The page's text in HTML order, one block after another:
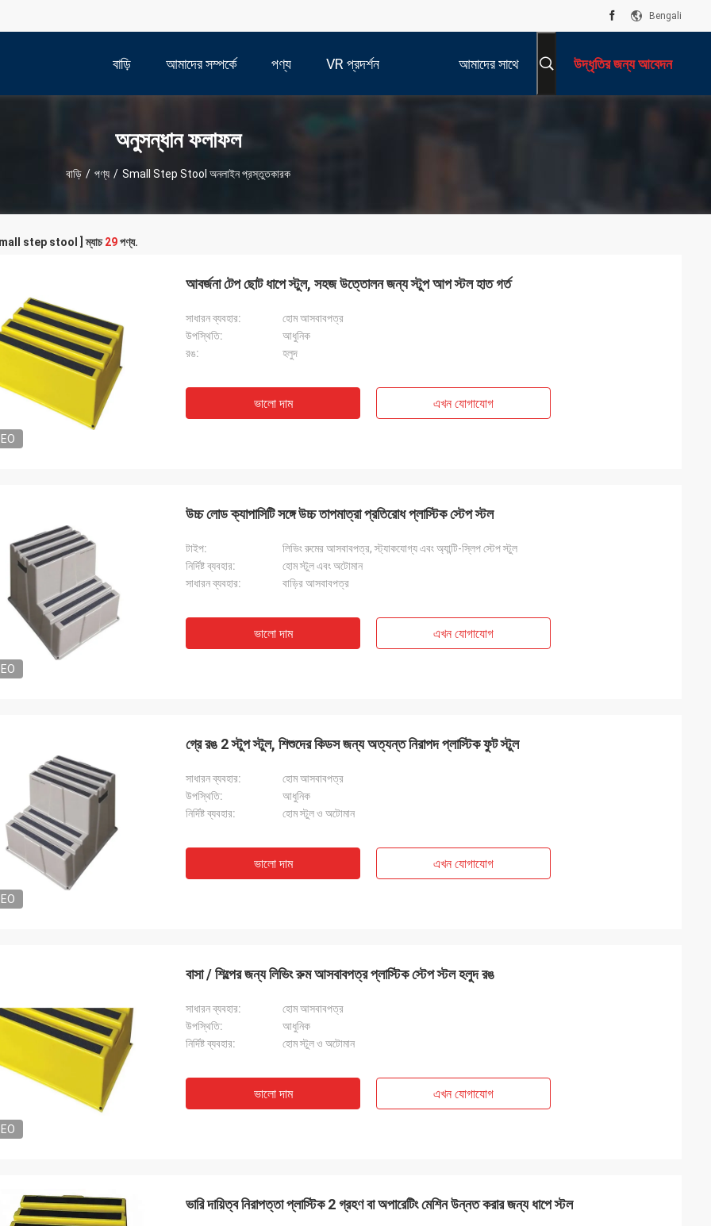
Bengali
বাড়ি আমাদের সম্পর্কে পণ্য VR প্রদর্শন আমাদের সাথে উদ্ধৃতির জন্য আবেদন
অনুসন্ধান ফলাফল
বাড়ি / পণ্য / Small Step Stool অনলাইন প্রস্তুতকারক
Grainger
এবং আন্তরিক সেবা, যুক্তিসঙ্গত মূল্য এবং
সাথে খরচ, পেশাদার, বৈজ্ঞানিক
বৈচিত্র্য এবং পণ্য বিভিন্ন ধরণের প্রদান করে।
small step stool ] ম্যাচ29পণ্য.
আবর্জনা টেপ ছোট ধাপে স্টুল, সহজ উত্তোলন জন্য স্টুপ আপ স্টল হাত গর্ত
সাধারন ব্যবহার:
হোম আসবাবপত্র
উপস্থিতি:
আধুনিক
রঙ:
হলুদ
ভালো দাম এখন যোগাযোগ
উচ্চ লোড ক্যাপাসিটি সঙ্গে উচ্চ তাপমাত্রা প্রতিরোধ প্লাস্টিক স্টেপ স্টল
টাইপ:
লিভিং রুমের আসবাবপত্র, স্ট্যাকযোগ্য এবং অ্যান্টি-স্লিপ স্টেপ স্টুল
নির্দিষ্ট ব্যবহার:
হোম স্টুল এবং অটোমান
সাধারন ব্যবহার:
বাড়ির আসবাবপত্র
ভালো দাম এখন যোগাযোগ
গ্রে রঙ 2 স্টুপ স্টুল, শিশুদের কিডস জন্য অত্যন্ত নিরাপদ প্লাস্টিক ফুট স্টুল
সাধারন ব্যবহার:
হোম আসবাবপত্র
উপস্থিতি:
আধুনিক
নির্দিষ্ট ব্যবহার:
হোম স্টুল ও অটোমান
ভালো দাম এখন যোগাযোগ
বাসা / শিল্পের জন্য লিভিং রুম আসবাবপত্র প্লাস্টিক স্টেপ স্টল হলুদ রঙ
সাধারন ব্যবহার:
হোম আসবাবপত্র
উপস্থিতি:
আধুনিক
নির্দিষ্ট ব্যবহার:
হোম স্টুল ও অটোমান
ভালো দাম এখন যোগাযোগ
ভারি দায়িত্ব নিরাপত্তা প্লাস্টিক 2 গ্রহণ বা অপারেটিং মেশিন উন্নত করার জন্য ধাপে স্টল